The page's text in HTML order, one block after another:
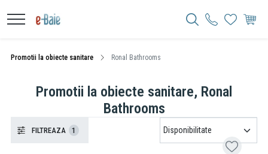
Promotii la obiecte sanitare Ronal Bathrooms
Promotii la obiecte sanitare, Ronal
Bathrooms
FILTREAZA 1